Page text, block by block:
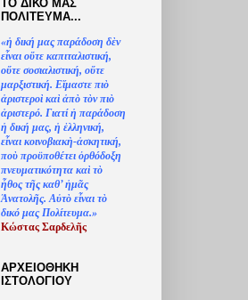
ΤΟ ΔΙΚΟ ΜΑΣ
ΠΟΛΙΤΕΥΜΑ...
«ἡ δική μας παράδοση δὲν
εἶναι οὔτε καπιταλιστική,
οὔτε σοσιαλιστική, οὔτε
μαρξιστική. Εἴμαστε πιὸ
ἀριστεροὶ καὶ ἀπὸ τὸν πιὸ
ἀριστερό. Γιατίἡ παράδοση
ἡ δική μας, ἡ ἑλληνική,
εἶναι κοινοβιακὴ-ἀσκητική,
ποὺ προϋποθέτει ὀρθόδοξη
πνευματικότητα καὶ τὸ
ἦθος τῆς καθ’ἠμᾶς
Ἀνατολῆς. Αὐτὸ εἶναι τὸ
δικό μας Πολίτευμα.»
Κώστας Σαρδελῆς
ΑΡΧΕΙΟΘΗΚΗ
ΙΣΤΟΛΟΓΙΟΥ